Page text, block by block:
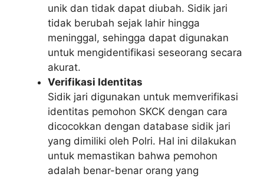
unik dan tidak dapat diubah. Sidik jari
tidak berubah sejak lahir hingga
meninggal, sehingga dapat digunakan
untuk mengidentifikasi seseorang secara
akurat.
Verifikasi Identitas
Sidik jari digunakan untuk memverifikasi
identitas pemohon SKCK dengan cara
dicocokkan dengan database sidik jari
yang dimiliki oleh Polri. Hal ini dilakukan
untuk memastikan bahwa pemohon
adalah benar-benar orang yang